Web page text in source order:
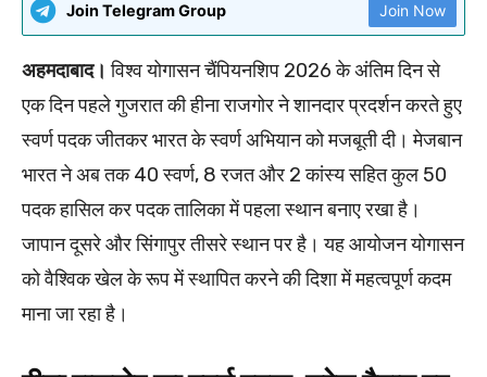
Join Telegram Group Join Now
अहमदाबाद। विश्व योगासन चैंपियनशिप 2026 के अंतिम दिन से
एक दिन पहले गुजरात की हीना राजगोर ने शानदार प्रदर्शन करते हुए
स्वर्ण पदक जीतकर भारत के स्वर्ण अभियान को मजबूती दी। मेजबान
भारत ने अब तक 40 स्वर्ण, 8 रजत और 2 कांस्य सहित कुल 50
पदक हासिल कर पदक तालिका में पहला स्थान बनाए रखा है।
जापान दूसरे और सिंगापुर तीसरे स्थान पर है। यह आयोजन योगासन
को वैश्विक खेल के रूप में स्थापित करने की दिशा में महत्वपूर्ण कदम
माना जा रहा है।